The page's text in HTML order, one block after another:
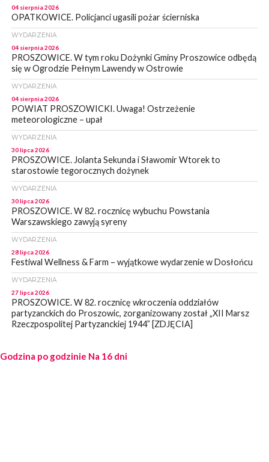
04 sierpnia 2026
OPATKOWICE. Policjanci ugasili pożar ścierniska
WYDARZENIA
04 sierpnia 2026
PROSZOWICE. W tym roku Dożynki Gminy Proszowice odbędą
się w Ogrodzie Pełnym Lawendy w Ostrowie
WYDARZENIA
04 sierpnia 2026
POWIAT PROSZOWICKI. Uwaga! Ostrzeżenie
meteorologiczne – upał
WYDARZENIA
30 lipca 2026
PROSZOWICE. Jolanta Sekunda i Sławomir Wtorek to
starostowie tegorocznych dożynek
WYDARZENIA
30 lipca 2026
PROSZOWICE. W 82. rocznicę wybuchu Powstania
Warszawskiego zawyją syreny
WYDARZENIA
28 lipca 2026
Festiwal Wellness & Farm – wyjątkowe wydarzenie w Dosłońcu
WYDARZENIA
27 lipca 2026
PROSZOWICE. W 82. rocznicę wkroczenia oddziałów
partyzanckich do Proszowic, zorganizowany został „XII Marsz
Rzeczpospolitej Partyzanckiej 1944” [ZDJĘCIA]
27 lipca 2026
PROSZOWICE. Po burzy uszkodzone słupy enegeryczne.
Godzina po godzinie Na 16 dni